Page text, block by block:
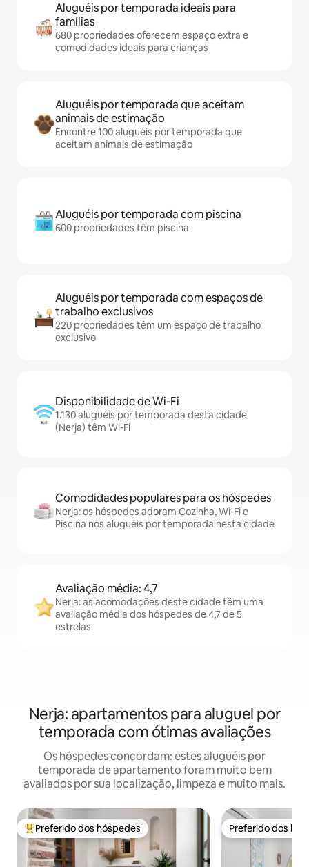
Aluguéis por temporada ideais para
famílias
680 propriedades oferecem espaço extra e
comodidades ideais para crianças
Aluguéis por temporada que aceitam
animais de estimação
Encontre 100 aluguéis por temporada que
aceitam animais de estimação
Aluguéis por temporada com piscina
600 propriedades têm piscina
Aluguéis por temporada com espaços de
trabalho exclusivos
220 propriedades têm um espaço de trabalho
exclusivo
Disponibilidade de Wi-Fi
1.130 aluguéis por temporada desta cidade
(Nerja) têm Wi-Fi
Comodidades populares para os hóspedes
Nerja: os hóspedes adoram Cozinha, Wi-Fi e
Piscina nos aluguéis por temporada nesta cidade
Avaliação média: 4,7
Nerja: as acomodações deste cidade têm uma
avaliação média dos hóspedes de 4,7 de 5
estrelas
Nerja: apartamentos para aluguel por
temporada com ótimas avaliações
Os hóspedes concordam: estes aluguéis por
temporada de apartamento foram muito bem
avaliados por sua localização, limpeza e muito mais.
Entre os melhores preferidos dos hóspedes
Preferido dos hóspedes Preferido dos
Preferido dos